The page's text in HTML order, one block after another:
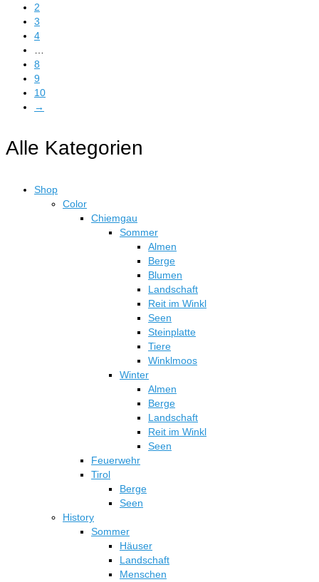
2
3
4
…
8
9
10
→
Alle Kategorien
Shop
Color
Chiemgau
Sommer
Almen
Berge
Blumen
Landschaft
Reit im Winkl
Seen
Steinplatte
Tiere
Winklmoos
Winter
Almen
Berge
Landschaft
Reit im Winkl
Seen
Feuerwehr
Tirol
Berge
Seen
History
Sommer
Häuser
Landschaft
Menschen